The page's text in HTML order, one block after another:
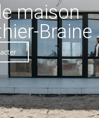
maison
Braine